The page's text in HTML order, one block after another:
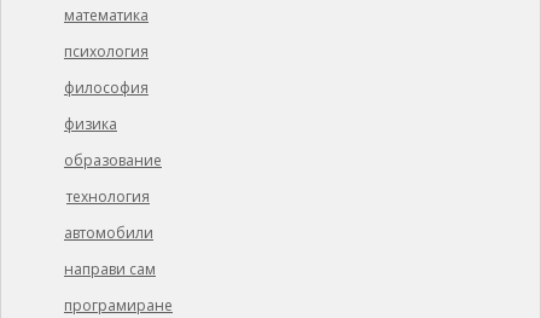
математика
психология
философия
физика
образование
технология
автомобили
направи сам
програмиране